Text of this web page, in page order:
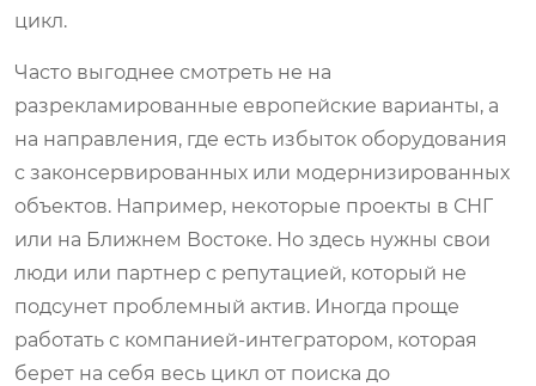
цикл.
Часто выгоднее смотреть не на
разрекламированные европейские варианты, а
на направления, где есть избыток оборудования
с законсервированных или модернизированных
объектов. Например, некоторые проекты в СНГ
или на Ближнем Востоке. Но здесь нужны свои
люди или партнер с репутацией, который не
подсунет проблемный актив. Иногда проще
работать с компанией-интегратором, которая
берет на себя весь цикл от поиска до